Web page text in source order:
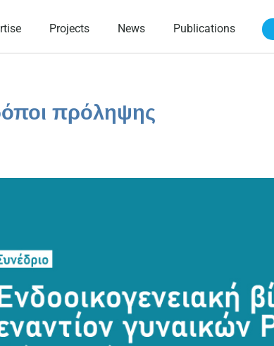
Projects News Publications
πρόληψης